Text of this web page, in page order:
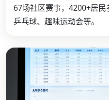
67场社区赛事，4200+居民
乒乓球、趣味运动会等。